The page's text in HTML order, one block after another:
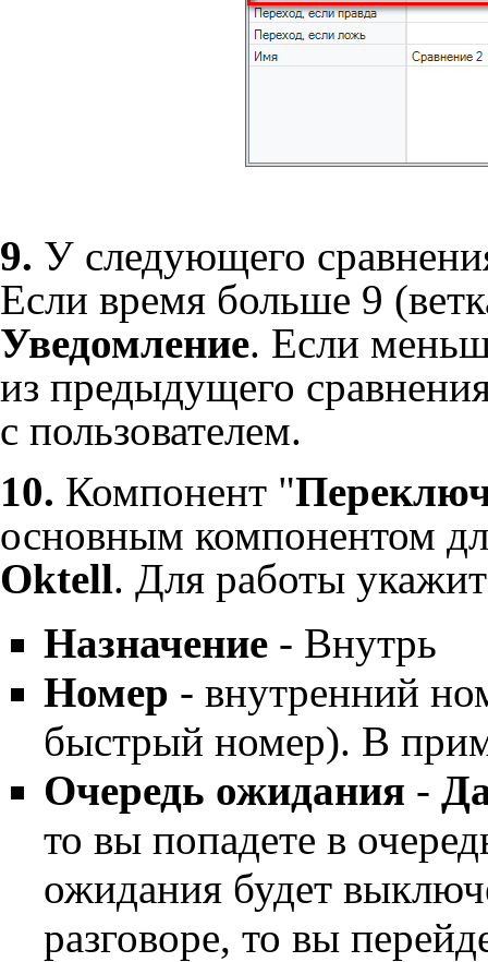
9. У следующего
Если время больше 9
Уведомление. Если
из предыдущего
с пользователем.
10. Компонент "
основным компонентом
Oktell. Для работы
Назначение - Внутрь
Номер - внутренний
быстрый номер). В
Очередь ожидания -
то вы попадете в
ожидания будет
разговоре, то вы